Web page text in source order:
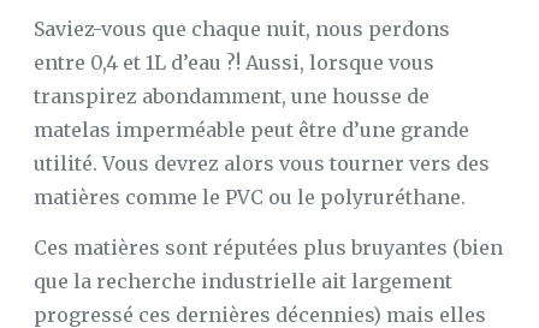
Saviez-vous que chaque nuit, nous perdons
entre 0,4 et 1L d’eau ?! Aussi, lorsque vous
transpirez abondamment, une housse de
matelas imperméable peut être d’une grande
utilité. Vous devrez alors vous tourner vers des
matières comme le PVC ou le polyruréthane.
Ces matières sont réputées plus bruyantes (bien
que la recherche industrielle ait largement
progressé ces dernières décennies) mais elles